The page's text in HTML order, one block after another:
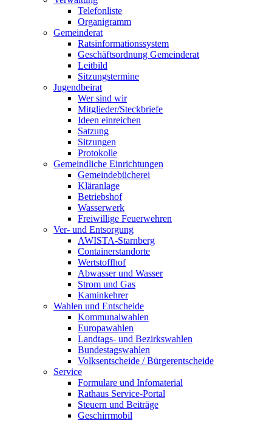
Telefonliste
Organigramm
Gemeinderat
Ratsinformationssystem
Geschäftsordnung Gemeinderat
Leitbild
Sitzungstermine
Jugendbeirat
Wer sind wir
Mitglieder/Steckbriefe
Ideen einreichen
Satzung
Sitzungen
Protokolle
Gemeindliche Einrichtungen
Gemeindebücherei
Kläranlage
Betriebshof
Wasserwerk
Freiwillige Feuerwehren
Ver- und Entsorgung
AWISTA-Starnberg
Containerstandorte
Wertstoffhof
Abwasser und Wasser
Strom und Gas
Kaminkehrer
Wahlen und Entscheide
Kommunalwahlen
Europawahlen
Landtags- und Bezirkswahlen
Bundestagswahlen
Volksentscheide / Bürgerentscheide
Service
Formulare und Infomaterial
Rathaus Service-Portal
Steuern und Beiträge
Geschirrmobil